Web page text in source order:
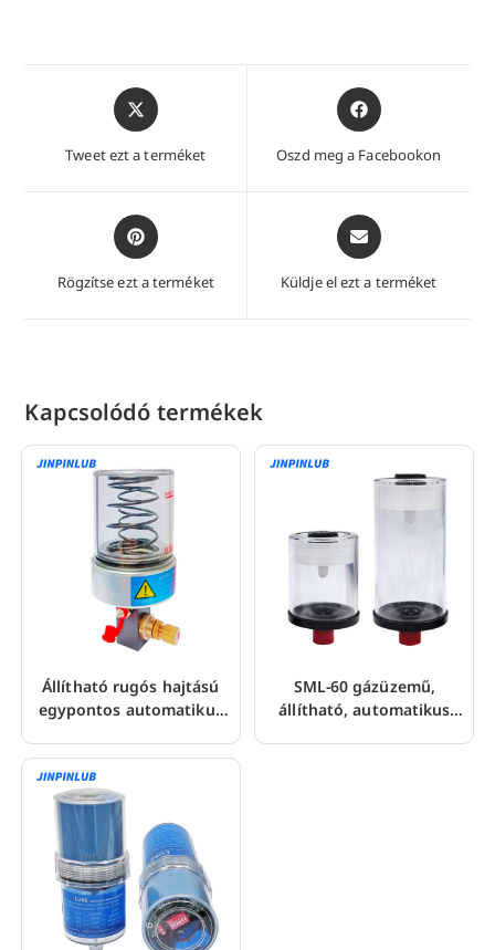
Új
ablakban
meg
Tweet ezt a terméket
Új
ablakban
nyílik
meg
Oszd meg a Facebookon
Új
ablakban
meg
Rögzítse ezt a terméket
Új
ablakban
nyílik
meg
Küldje el ezt a terméket
Kapcsolódó termékek
Állítható rugós hajtású
egypontos automatikus
SML-60 gázüzemű,
állítható, automatikus